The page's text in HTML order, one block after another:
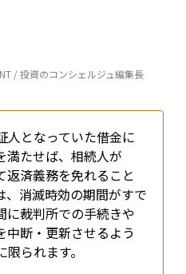
/ 投資のコンシェルジュ編集長
人となっていた借金に
満たせば、相続人が
返済義務を免れること
、消滅時効の期間がすで
に裁判所での手続きや
中断・更新させるよう
られます。